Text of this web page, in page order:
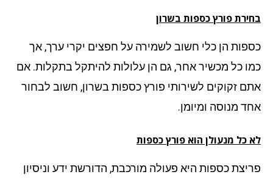
פורץ כספותבשרון
הן כלי חשוב לשמירה על חפצים יקרי ערך, אך
כל מכשיר אחר, גם הן עלולות להיתקל בתקלות. אם
זקוקים לשירותי פורץ כספות בשרון, חשוב לבחור
מנוסה ומיומן.
כל מנעולן הוא פורץ כספות
כספות היא פעולה מורכבת, הדורשת ידע וניסיון